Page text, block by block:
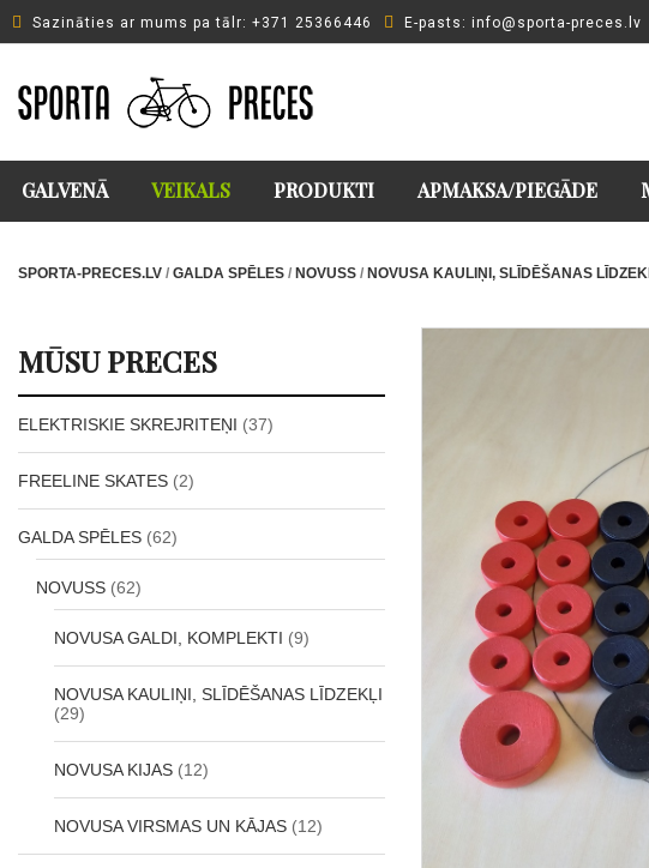
Sazināties ar mums pa tālr: +371 25366446 Е-pasts: info@sporta-preces.lv
GALVENĀ VEIKALS PRODUKTI APMAKSA/PIEGĀDE
SPORTA-PRECES.LV / GALDA SPĒLES / NOVUSS / NOVUSA KAULIŅI, SLĪDĒŠANAS
MŪSU PRECES
ELEKTRISKIE SKREJRITEŅI (37)
FREELINE SKATES (2)
GALDA SPĒLES (62)
NOVUSS (62)
NOVUSA GALDI, KOMPLEKTI (9)
NOVUSA KAULIŅI, SLĪDĒŠANAS LĪDZEKĻI
(29)
NOVUSA KIJAS (12)
NOVUSA VIRSMAS UN KĀJAS (12)